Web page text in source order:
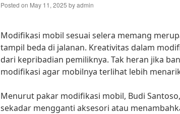
Posted on May 11, 2025 byadmin
Modifikasi mobil sesuai selera memang
tampil beda di jalanan. Kreativitas dalam
dari kepribadian pemiliknya. Tak heran jika
modifikasi agar mobilnya terlihat lebih
Menurut pakar modifikasi mobil, Budi
sekadar mengganti aksesori atau